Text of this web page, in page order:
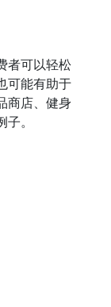
者可以轻松
可能有助于
商店、健身
。